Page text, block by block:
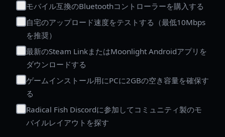
モバイル互換のBluetoothコントローラーを購入する
自宅のアップロード速度をテストする（最低10Mbps
を推奨）
最新のSteam LinkまたはMoonlight Androidアプリを
ダウンロードする
ゲームインストール用にPCに2GBの空き容量を確保す
る
Radical Fish Discordに参加してコミュニティ製のモ
バイルレイアウトを探す